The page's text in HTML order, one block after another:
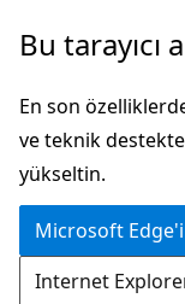
Ana
atla
Bu tarayıcı
En son
ve teknik
yükseltin.
Microsoft
Internet